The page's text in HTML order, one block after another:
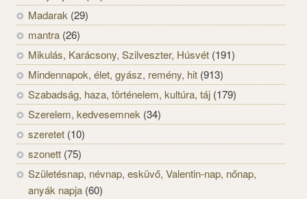
Madarak (29)
mantra (26)
Mikulás, Karácsony, Szilveszter, Húsvét (191)
Mindennapok, élet, gyász, remény, hit (913)
Szabadság, haza, történelem, kultúra, táj (179)
Szerelem, kedvesemnek (34)
szeretet (10)
szonett (75)
Születésnap, névnap, esküvő, Valentin-nap, nőnap,
anyák napja (60)